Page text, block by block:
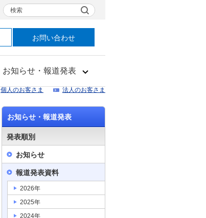
お知らせ・報道発表
検索
お問い合わせ
個人のお客さま 法人のお客さま
お知らせ・報道発表
発表順別
お知らせ
報道発表資料
2026年
2025年
2024年